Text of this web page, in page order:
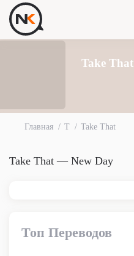
Take That
Главная T Take That
Take That — New Day
Топ Переводов